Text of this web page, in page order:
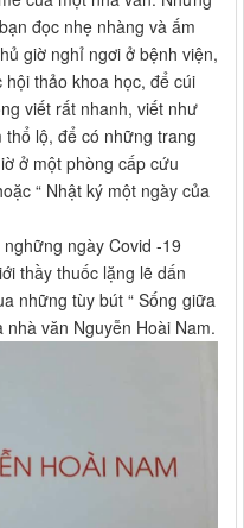
đọc nhẹ nhàng và ấm
giờ nghỉ ngơi ở bệnh viện,
thảo khoa học, để cúi
viết rất nhanh, viết như
lộ, để có những trang
ở một phòng cấp cứu
“ Nhật ký một ngày của
ngày Covid -19
thầy thuốc lặng lẽ dấn
những tùy bút “ Sống giữa
nhà văn Nguyễn Hoài Nam.